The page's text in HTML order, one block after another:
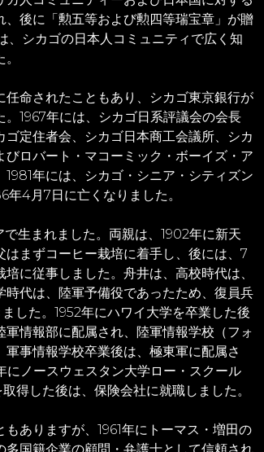
後に「勲五等および勲四等瑞宝章」が贈
、シカゴの日本人コミュニティで広く知
命されたこともあり、シカゴ東京銀行が
1967年には、シカゴ日系評議会の会長
定住者会、シカゴ日本商工会議所、シカ
ロバート・マコーミック・ボーイズ・ア
年には、シカゴ・シニア・シティズン
4月7日に亡くなりました。
生まれました。両親は、1902年に新天
まずコーヒー栽培に着手し、後には、7
に従事しました。舟井は、高校時代は、
代は、陸軍予備役であったため、復員兵
した。1952年にハワイ大学を卒業した後
情報部に配属され、陸軍情報学校（フォ
事情報学校卒業後は、極東軍に配属さ
にノースウェスタン大学ロー・スクール
得した後は、保険会社に就職しました。
ありますが、1961年にトーマス・増田の